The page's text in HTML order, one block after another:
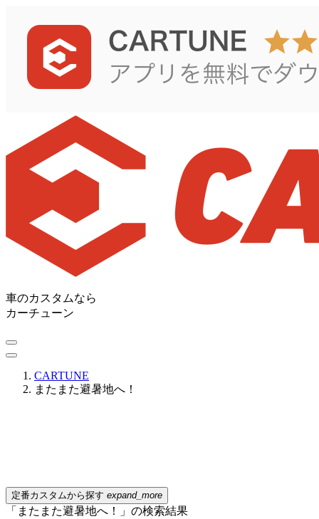
車のカスタムなら
カーチューン
CARTUNE
またまた避暑地へ！
定番カスタムから探す expand_more
「またまた避暑地へ！」の検索結果